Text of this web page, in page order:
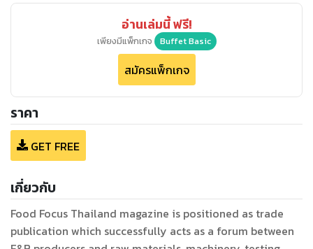
อ่านเล่มนี้ ฟรี!
เพียงมีแพ็กเกจ Buffet Basic
สมัครแพ็กเกจ
ราคา
GET FREE
เกี่ยวกับ
Food Focus Thailand magazine is positioned as trade
publication which successfully acts as a forum between